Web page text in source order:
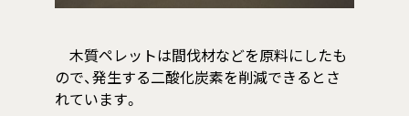
木質ペレットは間伐材などを原料にしたも
ので、発生する二酸化炭素を削減できるとさ
れています。